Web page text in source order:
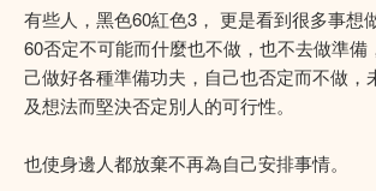
有些人，黑色60紅色3， 更是看到很多事想
60否定不可能而什麼也不做，也不去做準備
己做好各種準備功夫，自己也否定而不做，
及想法而堅決否定別人的可行性。
也使身邊人都放棄不再為自己安排事情。